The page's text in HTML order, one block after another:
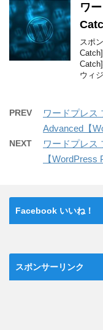
ワ
スポ
ウィ
PREV
ワードプレス
Advanced【
NEXT
ワードプレス
【WordPress
Facebook いいね！
スポンサーリンク